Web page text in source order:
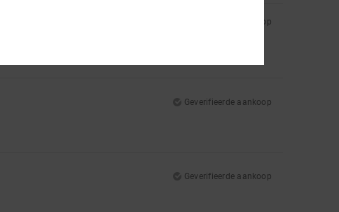
Geverifieerde aankoop
Geverifieerde aankoop
Geverifieerde aankoop